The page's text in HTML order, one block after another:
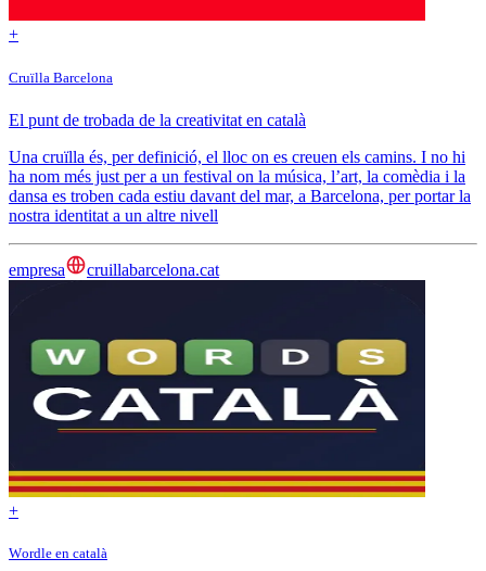
+
Cruïlla Barcelona
El punt de trobada de la creativitat en català
Una cruïlla és, per definició, el lloc on es creuen els camins. I no hi
ha nom més just per a un festival on la música, l’art, la comèdia i la
dansa es troben cada estiu davant del mar, a Barcelona, per portar la
nostra identitat a un altre nivell
empresa cruillabarcelona.cat
+
Wordle en català